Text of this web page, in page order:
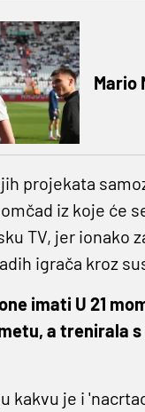
Mario
projekata
iz koje će
TV, jer ionako
igrača kroz
imati U 21
a trenirala
kakvu je i